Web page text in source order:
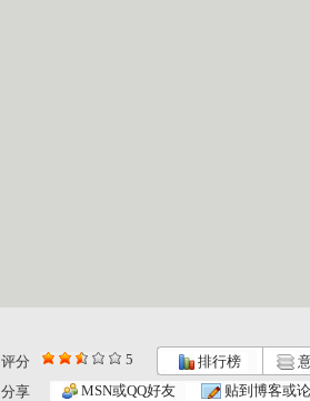
评分 5 排行榜
分享
MSN或QQ好友 贴到博客或